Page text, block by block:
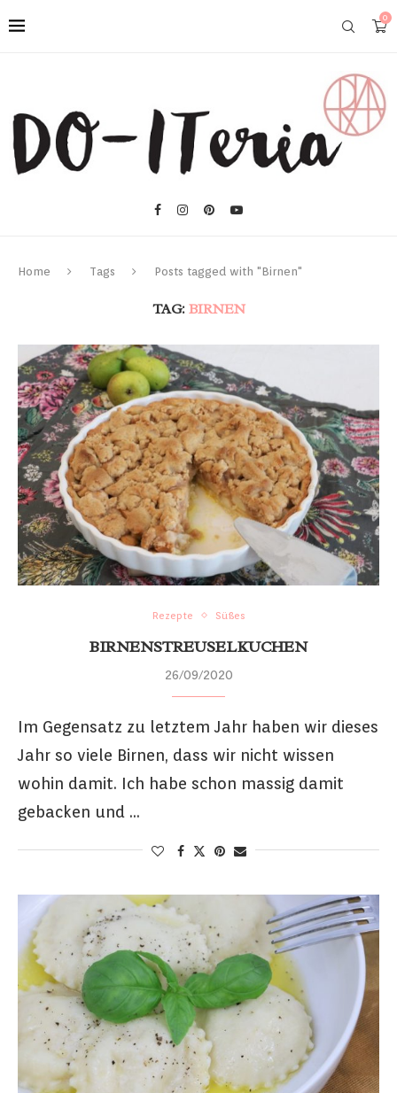
0
Home Tags Posts tagged with "Birnen"
TAG: BIRNEN
Rezepte Süßes
BIRNENSTREUSELKUCHEN
26/09/2020
Im Gegensatz zu letztem Jahr haben wir dieses
Jahr so viele Birnen, dass wir nicht wissen
wohin damit. Ich habe schon massig damit
gebacken und …